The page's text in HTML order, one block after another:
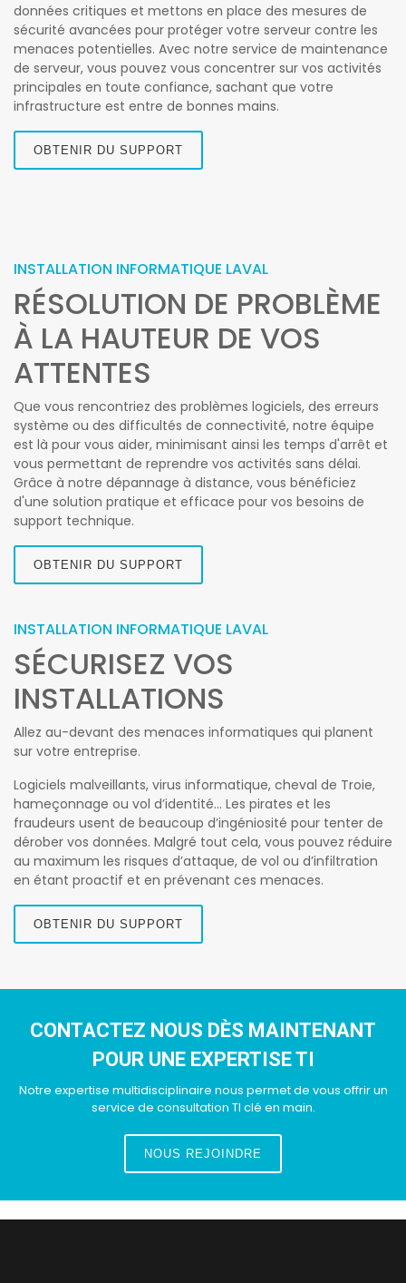
données critiques et mettons en place des mesures de
sécurité avancées pour protéger votre serveur contre les
menaces potentielles. Avec notre service de maintenance
de serveur, vous pouvez vous concentrer sur vos activités
principales en toute confiance, sachant que votre
infrastructure est entre de bonnes mains.
OBTENIR DU SUPPORT
INSTALLATION INFORMATIQUE LAVAL
RÉSOLUTION DE PROBLÈME
À LA HAUTEUR DE VOS
ATTENTES
Que vous rencontriez des problèmes logiciels, des erreurs
système ou des difficultés de connectivité, notre équipe
est là pour vous aider, minimisant ainsi les temps d'arrêt et
vous permettant de reprendre vos activités sans délai.
Grâce à notre dépannage à distance, vous bénéficiez
d'une solution pratique et efficace pour vos besoins de
support technique.
OBTENIR DU SUPPORT
INSTALLATION INFORMATIQUE LAVAL
SÉCURISEZ VOS
INSTALLATIONS
Allez au-devant des menaces informatiques qui planent
sur votre entreprise.
Logiciels malveillants, virus informatique, cheval de Troie,
hameçonnage ou vol d’identité… Les pirates et les
fraudeurs usent de beaucoup d’ingéniosité pour tenter de
dérober vos données. Malgré tout cela, vous pouvez réduire
au maximum les risques d’attaque, de vol ou d’infiltration
en étant proactif et en prévenant ces menaces.
OBTENIR DU SUPPORT
CONTACTEZ NOUS DÈS MAINTENANT
POUR UNE EXPERTISE TI
Notre expertise multidisciplinaire nous permet de vous offrir un
service de consultation TI clé en main.
NOUS REJOINDRE